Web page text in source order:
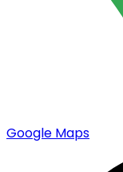
Google Maps